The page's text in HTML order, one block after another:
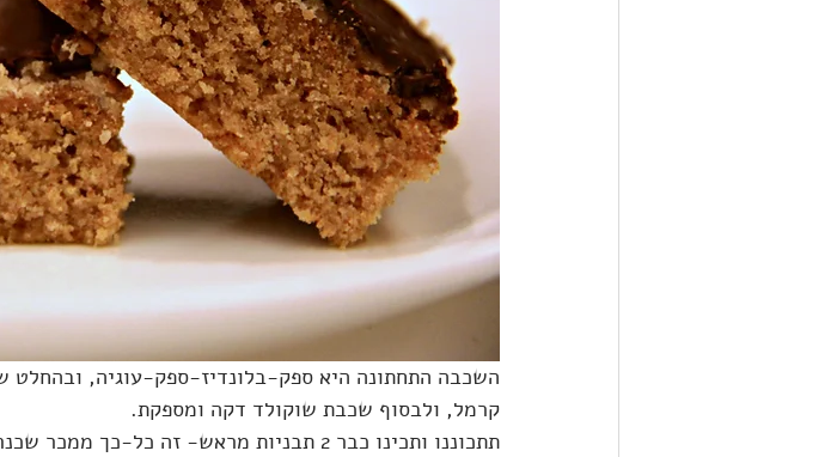
השכבה התחתונה היא ספק-בלונדיז-ספק-עוגיה, ובהחלט
קרמל, ולבסוף שכבת שוקולד דקה ומספקת.
תתכוננו ותכינו כבר 2 תבניות מראש- זה כל-כך ממכר שכנראה שאתם תחסלו את התבנית מיד 🙂